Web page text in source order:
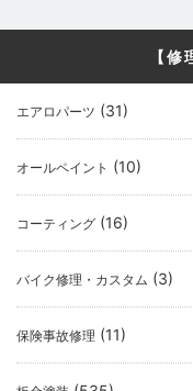
【
エアロパーツ (31)
オールペイント (10)
コーティング (16)
バイク修理・カスタム (3)
保険事故修理 (11)